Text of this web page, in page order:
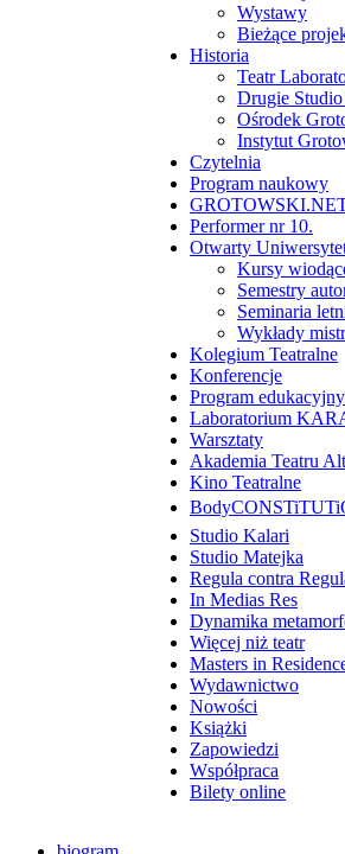
Wystawy
Bieżące
Historia
Teatr
Drugie Studio
Ośrodek
Instytut
Czytelnia
Program naukowy
Performer nr 10.
Otwarty
Kursy
Semestry
Seminaria
Wykłady
Kolegium Teatralne
Konferencje
Program edukacyjny
Laboratorium
Warsztaty
Akademia Teatru
Kino Teatralne
Studio Kalari
Studio Matejka
Regula contra
In Medias Res
Dynamika
Więcej niż teatr
Masters in
Wydawnictwo
Nowości
Książki
Zapowiedzi
Współpraca
Bilety online